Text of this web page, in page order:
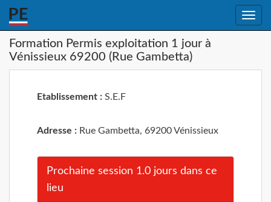
Toggle
Formation Permis exploitation 1 jour à
Vénissieux 69200 (Rue Gambetta)
Etablissement : S.E.F
Adresse : Rue Gambetta, 69200 Vénissieux
Prochaine session 1.0 jours dans ce
lieu